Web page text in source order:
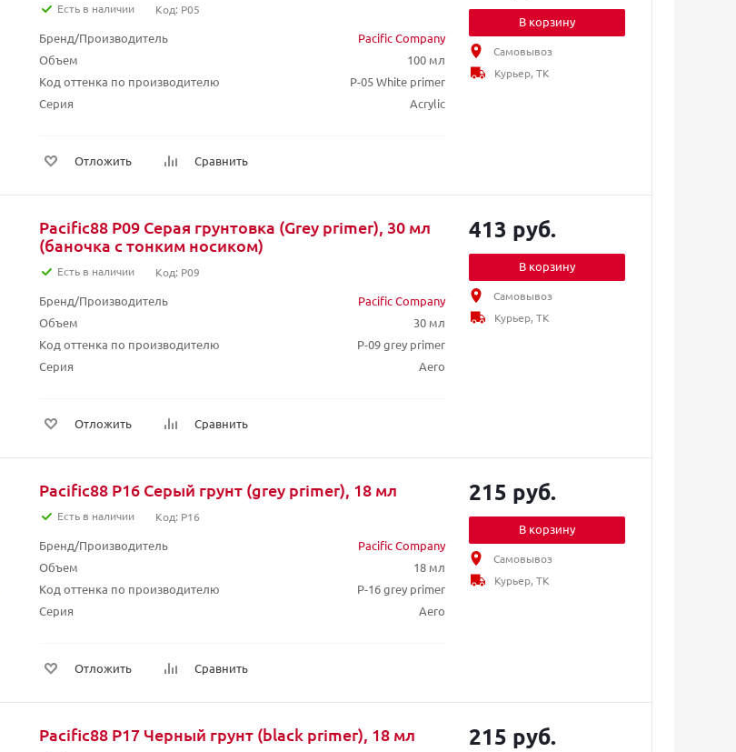
Есть в наличии Код: P05
Бренд/Производитель
Pacific Company
Объем
100 мл
Код оттенка по производителю
P-05 White primer
Серия
Acrylic
Отложить Сравнить
В корзину
Самовывоз
Курьер, ТК
Pacific88 P09 Серая грунтовка (Grey primer), 30 мл
(баночка с тонким носиком)
Есть в наличии Код: P09
Бренд/Производитель
Pacific Company
Объем
30 мл
Код оттенка по производителю
P-09 grey primer
Серия
Aero
Отложить Сравнить
413 руб.
В корзину
Самовывоз
Курьер, ТК
Pacific88 P16 Серый грунт (grey primer), 18 мл
Есть в наличии Код: P16
Бренд/Производитель
Pacific Company
Объем
18 мл
Код оттенка по производителю
P-16 grey primer
Серия
Aero
Отложить Сравнить
215 руб.
В корзину
Самовывоз
Курьер, ТК
Pacific88 P17 Черный грунт (black primer), 18 мл 215 руб.